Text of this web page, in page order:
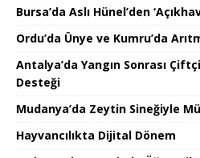
Bursa’da Aslı Hünel’den
Ordu’da Ünye ve Kumru’da
Antalya’da Yangın Sonrası
Desteği
Mudanya’da Zeytin Sineğiyle
Hayvancılıkta Dijital Dönem